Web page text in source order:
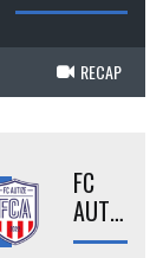
RECAP
FC
AUTIZE